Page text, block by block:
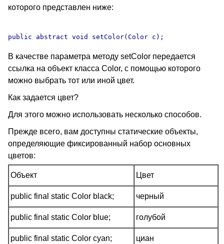
которого представлен ниже:
В качестве параметра методу setColor передается
ссылка на объект класса Color, с помощью которого
можно выбрать тот или иной цвет.
Как задается цвет?
Для этого можно использовать несколько способов.
Прежде всего, вам доступны статические объекты,
определяющие фиксированный набор основных
цветов:
Объект Цвет
public final static Color black; черный
public final static Color blue; голубой
public final static Color cyan; циан